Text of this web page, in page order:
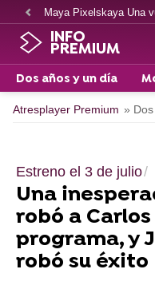
Maya Pixelskaya Una
INFO
PREMIUM
Dos años y un día
Atresplayer Premium »
Estreno el 3 de julio
Una
robó a
programa, y
robó su éxito